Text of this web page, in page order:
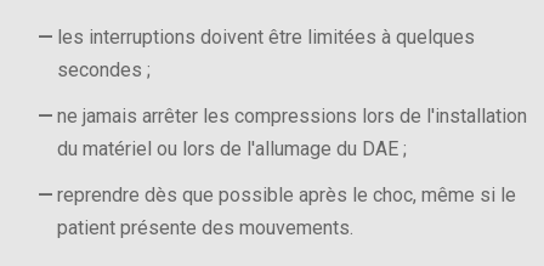
les interruptions doivent être limitées à quelques
secondes ;
ne jamais arrêter les compressions lors de l'installation
du matériel ou lors de l'allumage du DAE ;
reprendre dès que possible après le choc, même si le
patient présente des mouvements.